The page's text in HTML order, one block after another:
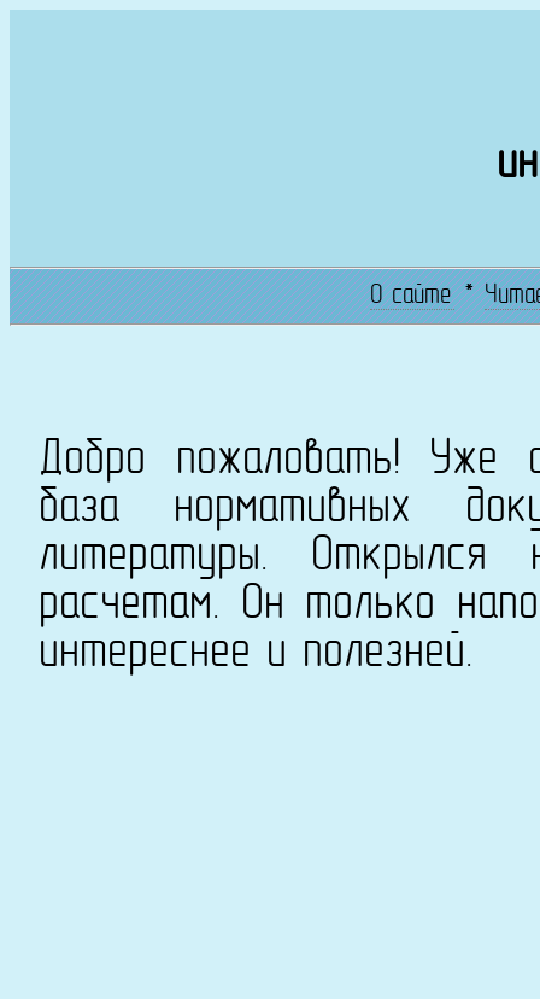
О сайте*
Добро пожаловать! Уже
база нормативных
литературы. Открылся
расчетам. Он только
интереснее и полезней.